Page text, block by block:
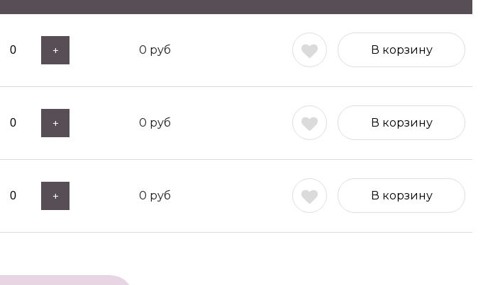
+ 0 руб В корзину
+ 0 руб В корзину
+ 0 руб В корзину